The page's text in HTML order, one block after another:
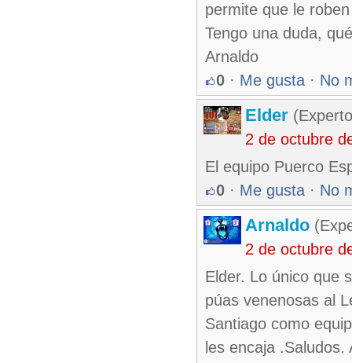
permite que le
Tengo una duda,
Arnaldo
0 · Me gusta · No
Elder
2 de octubre
El equipo Puerco
0 · Me gusta · No
Arnaldo
2 de octubre
Elder. Lo único que
púas venenosas al
Santiago como
les encaja .Saludos.